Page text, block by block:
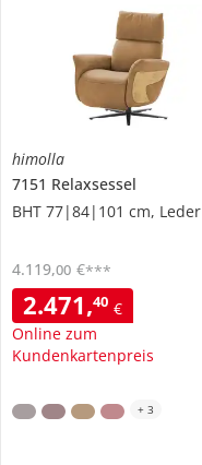
himolla
7151 Relaxsessel
BHT 77|84|101 cm, Leder
2.471,40 €
Online zum
Kundenkartenpreis
4.119,00 €***
+ 3